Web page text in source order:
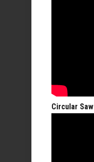
Circular Saw